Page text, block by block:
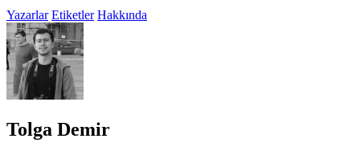
Yazarlar Etiketler Hakkında
Tolga Demir